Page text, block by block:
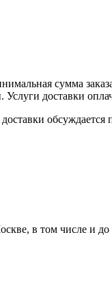
сумма
доставки
обсуждается
в том числе и